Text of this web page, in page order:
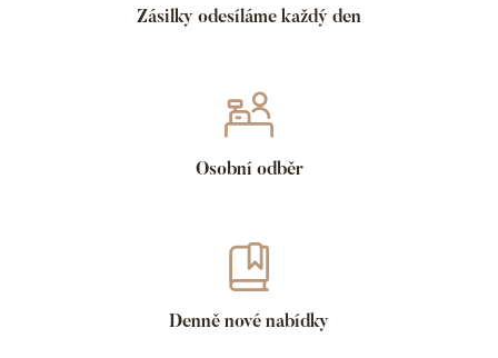
Zásilky odesíláme každý den
Osobní odběr
Denně nové nabídky